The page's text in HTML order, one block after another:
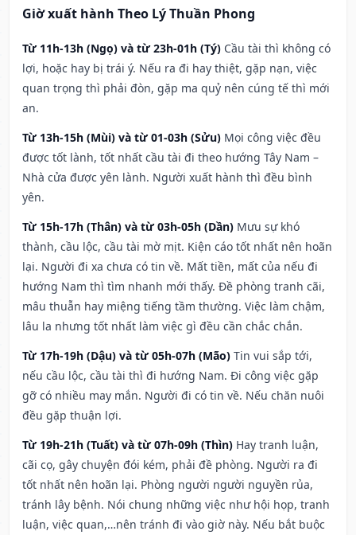
Giờ xuất hành Theo Lý Thuần Phong
Từ 11h-13h (Ngọ) và từ 23h-01h (Tý) Cầu tài thì không có
lợi, hoặc hay bị trái ý. Nếu ra đi hay thiệt, gặp nạn, việc
quan trọng thì phải đòn, gặp ma quỷ nên cúng tế thì mới
an.
Từ 13h-15h (Mùi) và từ 01-03h (Sửu) Mọi công việc đều
được tốt lành, tốt nhất cầu tài đi theo hướng Tây Nam –
Nhà cửa được yên lành. Người xuất hành thì đều bình
yên.
Từ 15h-17h (Thân) và từ 03h-05h (Dần) Mưu sự khó
thành, cầu lộc, cầu tài mờ mịt. Kiện cáo tốt nhất nên hoãn
lại. Người đi xa chưa có tin về. Mất tiền, mất của nếu đi
hướng Nam thì tìm nhanh mới thấy. Đề phòng tranh cãi,
mâu thuẫn hay miệng tiếng tầm thường. Việc làm chậm,
lâu la nhưng tốt nhất làm việc gì đều cần chắc chắn.
Từ 17h-19h (Dậu) và từ 05h-07h (Mão) Tin vui sắp tới,
nếu cầu lộc, cầu tài thì đi hướng Nam. Đi công việc gặp
gỡ có nhiều may mắn. Người đi có tin về. Nếu chăn nuôi
đều gặp thuận lợi.
Từ 19h-21h (Tuất) và từ 07h-09h (Thìn) Hay tranh luận,
cãi cọ, gây chuyện đói kém, phải đề phòng. Người ra đi
tốt nhất nên hoãn lại. Phòng người người nguyền rủa,
tránh lây bệnh. Nói chung những việc như hội họp, tranh
luận, việc quan,…nên tránh đi vào giờ này. Nếu bắt buộc